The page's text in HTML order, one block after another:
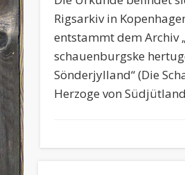
Rigsarkiv in
entstammt dem Archiv
schauenburgske
Sönderjylland“ (Die
Herzoge von